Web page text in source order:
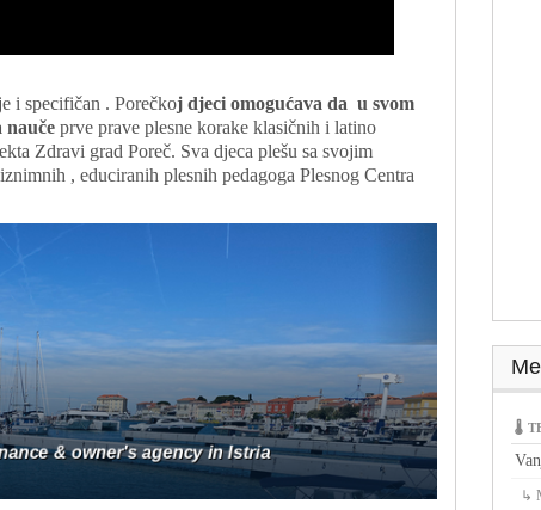
i specifičan . Porečkoj djeci omogućava da u svom
nauče prve prave plesne korake klasičnih i latino
Zdravi grad Poreč. Sva djeca plešu sa svojim
, educiranih plesnih pedagoga Plesnog Centra
🌡
↳